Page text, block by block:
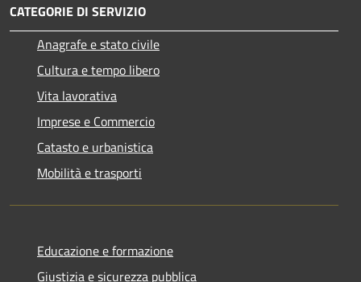
CATEGORIE DI SERVIZIO
Anagrafe e stato civile
Cultura e tempo libero
Vita lavorativa
Imprese e Commercio
Catasto e urbanistica
Mobilità e trasporti
Educazione e formazione
Giustizia e sicurezza pubblica